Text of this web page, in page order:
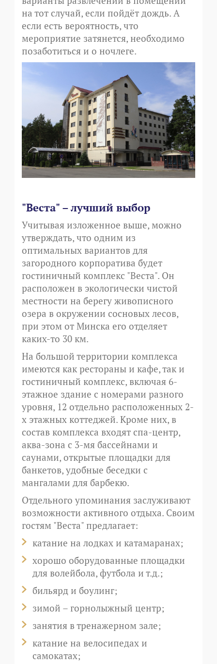
на тот случай, если пойдёт дождь. А
если есть вероятность, что
мероприятие затянется, необходимо
позаботиться и о ночлеге.
"Веста" – лучший выбор
Учитывая изложенное выше, можно
утверждать, что одним из
оптимальных вариантов для
загородного корпоратива будет
гостиничный комплекс "Веста". Он
расположен в экологически чистой
местности на берегу живописного
озера в окружении сосновых лесов,
при этом от Минска его отделяет
каких-то 30 км.
На большой территории комплекса
имеются как рестораны и кафе, так и
гостиничный комплекс, включая 6-
этажное здание с номерами разного
уровня, 12 отдельно расположенных 2-
х этажных коттеджей. Кроме них, в
состав комплекса входят спа-центр,
аква-зона с 3-мя бассейнами и
саунами, открытые площадки для
банкетов, удобные беседки с
мангалами для барбекю.
Отдельного упоминания заслуживают
возможности активного отдыха. Своим
гостям "Веста" предлагает:
катание на лодках и катамаранах;
хорошо оборудованные площадки
для волейбола, футбола и т.д.;
бильярд и боулинг;
зимой – горнолыжный центр;
занятия в тренажерном зале;
катание на велосипедах и
самокатах;